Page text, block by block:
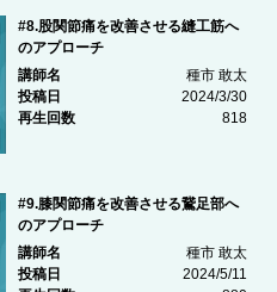
#8.股関節痛を改善させる縫工筋へ
のアプローチ
講師名
種市 敢太
投稿日
2024/3/30
再生回数
818
#9.膝関節痛を改善させる鵞足部へ
のアプローチ
講師名
種市 敢太
投稿日
2024/5/11